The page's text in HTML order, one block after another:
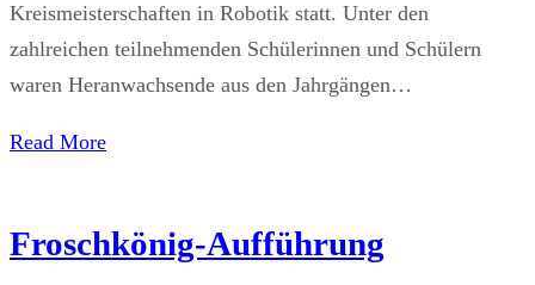
Kreismeisterschaften in Robotik statt. Unter den
zahlreichen teilnehmenden Schülerinnen und Schülern
waren Heranwachsende aus den Jahrgängen…
Read More
Froschkönig-Aufführung